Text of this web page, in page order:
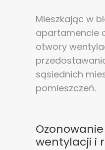
Mieszkając w
apartamencie
otwory
sąsiednich
pomieszczeń.
wentylacji i